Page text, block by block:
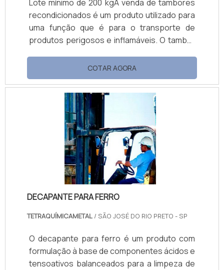
Lote mínimo de 200 kgA venda de tambores
recondicionados é um produto utilizado para
uma função que é para o transporte de
produtos perigosos e inflamáveis. O tambor
desenvolvido e homologado pelo próprio
Inmetro para que seja feito o correto
transporte e armazenamento de:
Combustível; Solvente; Resinas; Tintas;
Resíduos; Entre outros tipos de produtos
químicos. As características dos tambores
Após serem cuidadosamente limpos e
descontaminados, os tambores recondi.
COTAR AGORA
DECAPANTE PARA FERRO
TETRAQUÍMICAMETAL / SÃO JOSÉ DO RIO PRETO - SP
O decapante para ferro é um produto com
formulação à base de componentes ácidos e
tensoativos balanceados para a limpeza de